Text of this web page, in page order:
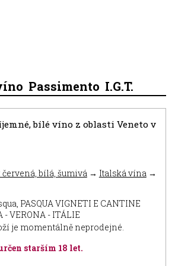
Passimento I.G.T.
bílé víno z oblasti Veneto v
bílá, šumivá→ Italská vína→
PASQUA VIGNETI E CANTINE
- VERONA - ITÁLIE
je momentálně neprodejné.
starším 18 let.